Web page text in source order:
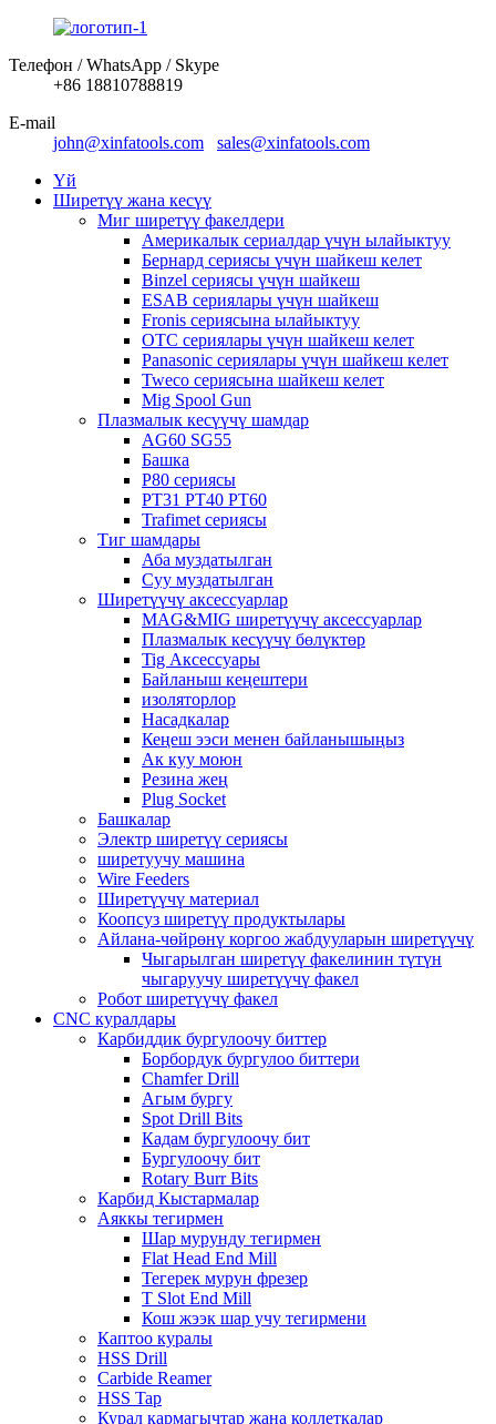
Телефон / WhatsApp / Skype
+86 18810788819
E-mail
john@xinfatools.com
sales@xinfatools.com
Үй
Ширетүү жана кесүү
Миг ширетүү факелдери
Америкалык сериалдар үчүн ылайыктуу
Бернард сериясы үчүн шайкеш келет
Binzel сериясы үчүн шайкеш
ESAB сериялары үчүн шайкеш
Fronis сериясына ылайыктуу
OTC сериялары үчүн шайкеш келет
Panasonic сериялары үчүн шайкеш келет
Tweco сериясына шайкеш келет
Mig Spool Gun
Плазмалык кесүүчү шамдар
AG60 SG55
Башка
P80 сериясы
PT31 PT40 PT60
Trafimet сериясы
Тиг шамдары
Аба муздатылган
Суу муздатылган
Ширетүүчү аксессуарлар
MAG&MIG ширетүүчү аксессуарлар
Плазмалык кесүүчү бөлүктөр
Tig Аксессуары
Байланыш кеңештери
изоляторлор
Насадкалар
Кеңеш ээси менен байланышыңыз
Ак куу моюн
Резина жең
Plug Socket
Башкалар
Электр ширетүү сериясы
ширетуучу машина
Wire Feeders
Ширетүүчү материал
Коопсуз ширетүү продуктылары
Айлана-чөйрөнү коргоо жабдууларын ширетүүчү
Чыгарылган ширетүү факелинин түтүн
чыгаруучу ширетүүчү факел
Робот ширетүүчү факел
CNC куралдары
Карбиддик бургулоочу биттер
Борбордук бургулоо биттери
Chamfer Drill
Агым бургу
Spot Drill Bits
Кадам бургулоочу бит
Бургулоочу бит
Rotary Burr Bits
Карбид Кыстармалар
Аяккы тегирмен
Шар мурунду тегирмен
Flat Head End Mill
Тегерек мурун фрезер
T Slot End Mill
Кош жээк шар учу тегирмени
Каптоо куралы
HSS Drill
Carbide Reamer
HSS Tap
Курал кармагычтар жана коллеткалар